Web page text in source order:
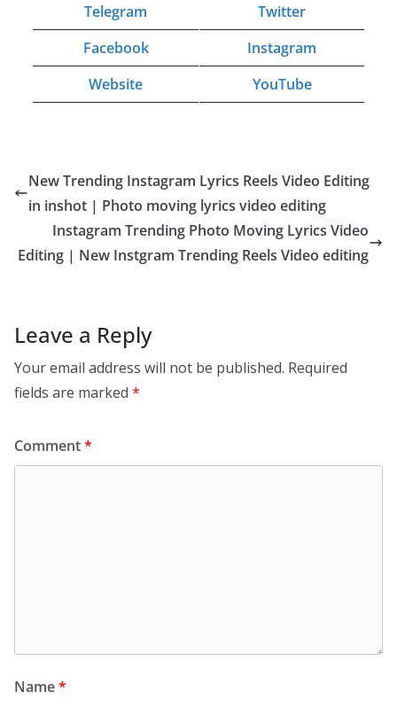
Telegram
Twitter
Facebook
Instagram
Website
YouTube
New Trending Instagram Lyrics Reels Video Editing
in inshot | Photo moving lyrics video editing
Instagram Trending Photo Moving Lyrics Video
Editing | New Instgram Trending Reels Video editing
Leave a Reply
Your email address will not be published. Required
fields are marked *
Comment*
Name*